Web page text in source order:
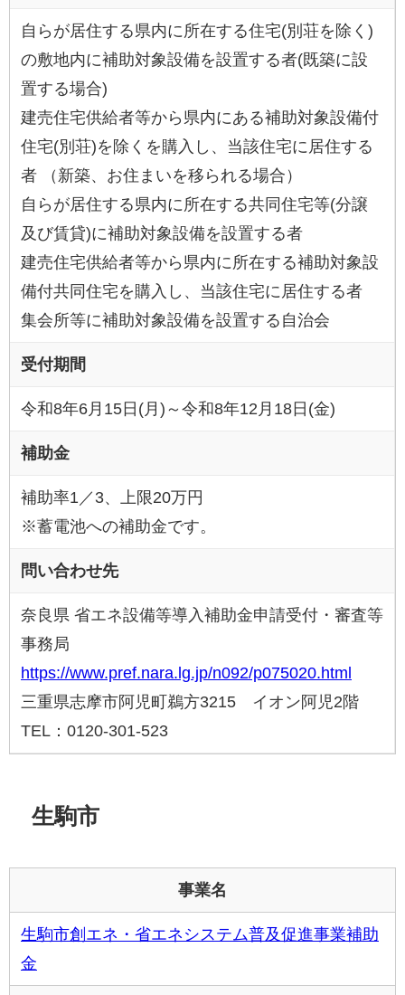
自らが居住する県内に所在する住宅(別荘を除く)
の敷地内に補助対象設備を設置する者(既築に設
置する場合)
建売住宅供給者等から県内にある補助対象設備付
住宅(別荘)を除くを購入し、当該住宅に居住する
者 （新築、お住まいを移られる場合）
自らが居住する県内に所在する共同住宅等(分譲
及び賃貸)に補助対象設備を設置する者
建売住宅供給者等から県内に所在する補助対象設
備付共同住宅を購入し、当該住宅に居住する者
集会所等に補助対象設備を設置する自治会
受付期間
令和8年6月15日(月)～令和8年12月18日(金)
補助金
補助率1／3、上限20万円
※蓄電池への補助金です。
問い合わせ先
奈良県 省エネ設備等導入補助金申請受付・審査等
事務局
https://www.pref.nara.lg.jp/n092/p075020.html
三重県志摩市阿児町鵜方3215 イオン阿児2階
TEL：0120-301-523
生駒市
事業名
生駒市創エネ・省エネシステム普及促進事業補助
金